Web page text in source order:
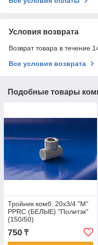
Условия возврата
Возврат товара в течение
Все условия возврата
Подобные товары
Тройник комб. 20х3/4 "М"
PPRC (БЕЛЫЕ) "Политэк"
(150/50)
750 ₸